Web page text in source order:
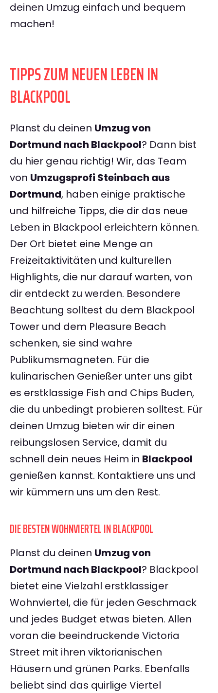
deinen Umzug einfach und bequem
machen!
TIPPS ZUM NEUEN LEBEN IN
BLACKPOOL
Planst du deinen Umzug von
Dortmund nach Blackpool? Dann bist
du hier genau richtig! Wir, das Team
von Umzugsprofi Steinbach aus
Dortmund, haben einige praktische
und hilfreiche Tipps, die dir das neue
Leben in Blackpool erleichtern können.
Der Ort bietet eine Menge an
Freizeitaktivitäten und kulturellen
Highlights, die nur darauf warten, von
dir entdeckt zu werden. Besondere
Beachtung solltest du dem Blackpool
Tower und dem Pleasure Beach
schenken, sie sind wahre
Publikumsmagneten. Für die
kulinarischen Genießer unter uns gibt
es erstklassige Fish and Chips Buden,
die du unbedingt probieren solltest. Für
deinen Umzug bieten wir dir einen
reibungslosen Service, damit du
schnell dein neues Heim in Blackpool
genießen kannst. Kontaktiere uns und
wir kümmern uns um den Rest.
DIE BESTEN WOHNVIERTEL IN BLACKPOOL
Planst du deinen Umzug von
Dortmund nach Blackpool? Blackpool
bietet eine Vielzahl erstklassiger
Wohnviertel, die für jeden Geschmack
und jedes Budget etwas bieten. Allen
voran die beeindruckende Victoria
Street mit ihren viktorianischen
Häusern und grünen Parks. Ebenfalls
beliebt sind das quirlige Viertel